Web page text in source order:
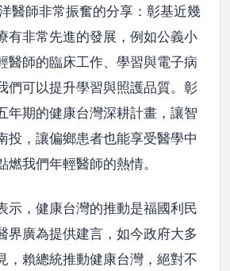
醫師非常振奮的分享：彰基近幾
有非常先進的發展，例如公義小
醫師的臨床工作、學習與電子病
們可以提升學習與照護品質。彰
年期的健康台灣深耕計畫，讓智
投，讓偏鄉患者也能享受醫學中
燃我們年輕醫師的熱情。
示，健康台灣的推動是福國利民
界廣為提供建言，如今政府大多
，賴總統推動健康台灣，絕對不